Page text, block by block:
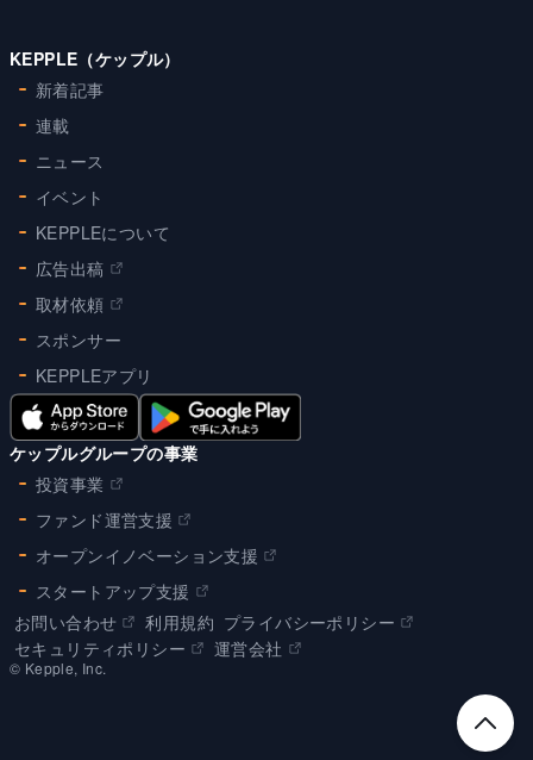
KEPPLE（ケップル）
新着記事
連載
ニュース
イベント
KEPPLEについて
広告出稿
取材依頼
スポンサー
KEPPLEアプリ
ケップルグループの事業
投資事業
ファンド運営支援
オープンイノベーション支援
スタートアップ支援
お問い合わせ
利用規約 プライバシーポリシー
セキュリティポリシー
運営会社
©︎ Kepple, Inc.